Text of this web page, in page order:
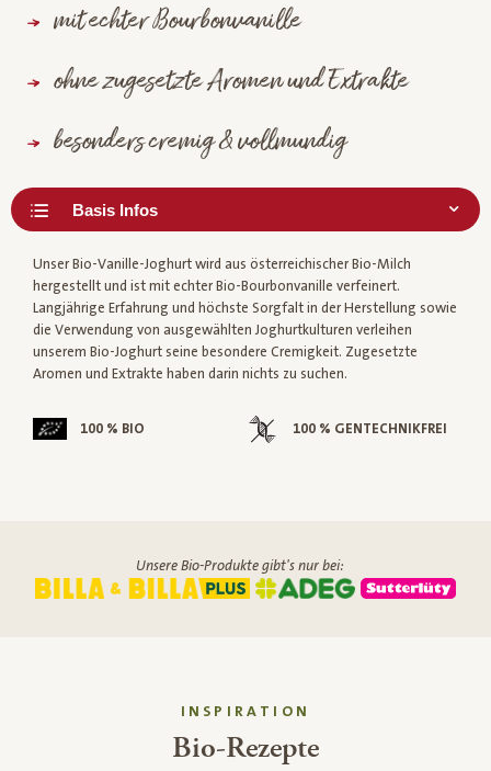
mit echter Bourbonvanille
ohne zugesetzte Aromen und Extrakte
besonders cremig & vollmundig
Unser Bio-Vanille-Joghurt wird aus österreichischer Bio-Milch
hergestellt und ist mit echter Bio-Bourbonvanille verfeinert.
Langjährige Erfahrung und höchste Sorgfalt in der Herstellung sowie
die Verwendung von ausgewählten Joghurtkulturen verleihen
unserem Bio-Joghurt seine besondere Cremigkeit. Zugesetzte
Aromen und Extrakte haben darin nichts zu suchen.
100 % BIO 100 % GENTECHNIKFREI
Unsere Bio-Produkte gibt's nur bei:
INSPIRATION
Bio-Rezepte